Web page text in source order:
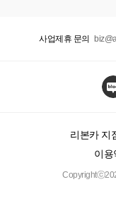
사업제휴 문의
리본카 지
이용